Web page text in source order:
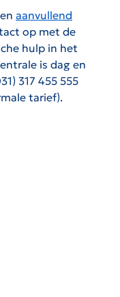
aanvullend
op met de
hulp in het
is dag en
317 455 555
tarief).